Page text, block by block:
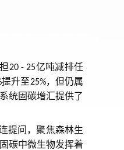
20 - 25亿吨减排任
提升至25%，但仍属
统固碳增汇提供了
提问，聚焦森林生
碳中微生物发挥着